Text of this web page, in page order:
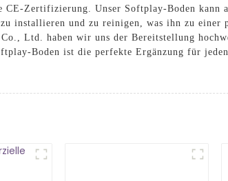
Zertifizierung. Unser Softplay-Boden kann
installieren und zu reinigen, was ihn zu
Ltd. haben wir uns der Bereitstellung
Boden ist die perfekte Ergänzung für